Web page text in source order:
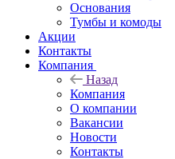
Основания
Тумбы и комоды
Акции
Контакты
Компания
Назад
Компания
О компании
Вакансии
Новости
Контакты